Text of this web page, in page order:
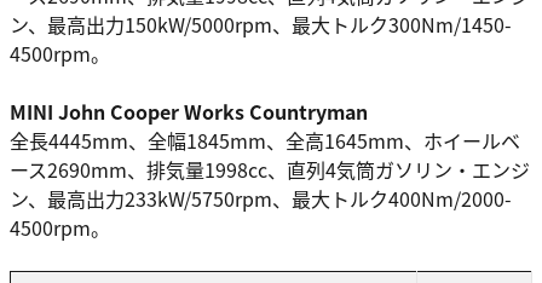
ン、最高出力150kW/5000rpm、最大トルク300Nm/1450-
4500rpm。
MINI John Cooper Works Countryman
全長4445mm、全幅1845mm、全高1645mm、ホイールベ
ース2690mm、排気量1998cc、直列4気筒ガソリン・エンジ
ン、最高出力233kW/5750rpm、最大トルク400Nm/2000-
4500rpm。